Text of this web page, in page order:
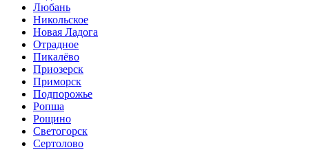
Любань
Никольское
Новая Ладога
Отрадное
Пикалёво
Приозерск
Приморск
Подпорожье
Ропша
Рощино
Светогорск
Сертолово